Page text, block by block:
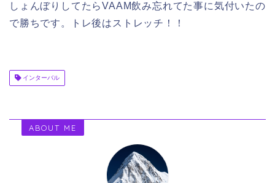
しょんぼりしてたらVAAM飲み忘れてた事に気付いたの
で勝ちです。トレ後はストレッチ！！
インターバル
ABOUT ME